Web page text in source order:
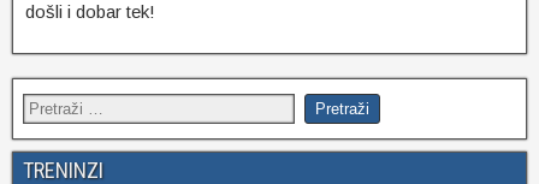
došli i dobar tek!
TRENINZI